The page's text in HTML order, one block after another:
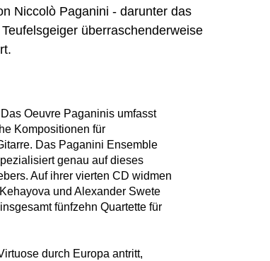
Niccolò Paganini - darunter das
überraschenderweise
Oeuvre Paganinis umfasst
Kompositionen für
Das Paganini Ensemble
genau auf dieses
Auf ihrer vierten CD widmen
und Alexander Swete
fünfzehn Quartette für
durch Europa antritt,